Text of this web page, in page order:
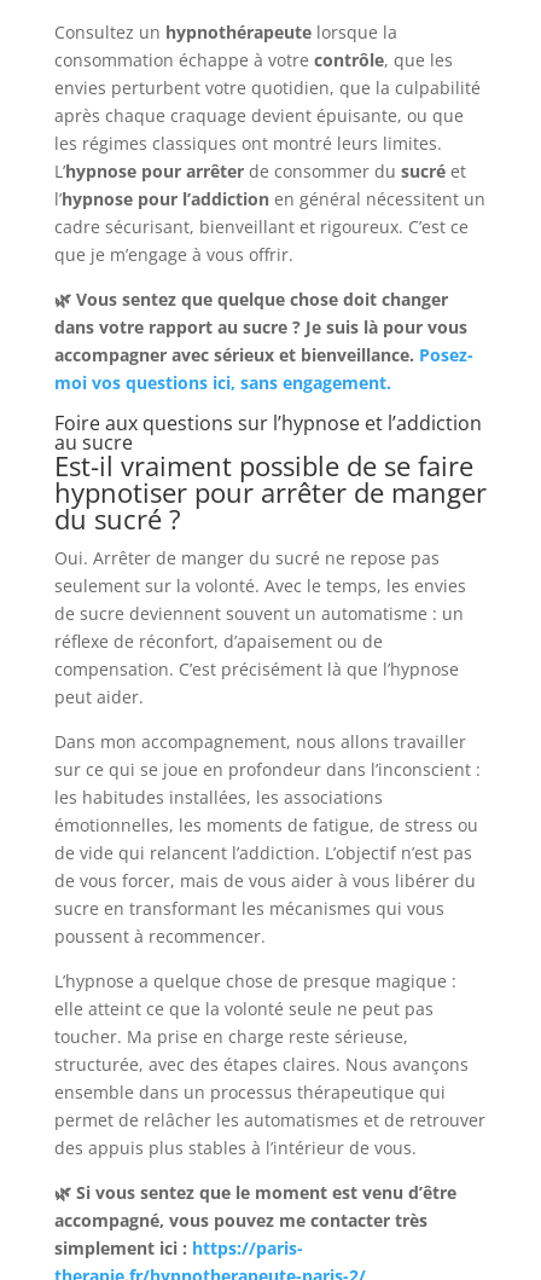
Consultez un hypnothérapeutelorsque la
consommation échappe à votre contrôle, que les
envies perturbent votre quotidien, que la culpabilité
après chaque craquage devient épuisante, ou que
les régimes classiques ont montré leurs limites.
L’hypnose pour arrêterde consommer du sucréet
l’hypnose pour l’addictionen général nécessitent un
cadre sécurisant, bienveillant et rigoureux. C’est ce
que je m’engage à vous offrir.
🌿 Vous sentez que quelque chose doit changer
dans votre rapport au sucre ? Je suis là pour vous
accompagner avec sérieux et bienveillance. Posez-
moi vos questions ici, sans engagement.
Foire aux questions sur l’hypnose et l’addiction
au sucre
Est-il vraiment possible de se faire
hypnotiser pour arrêter de manger
du sucré ?
Oui. Arrêter de manger du sucré ne repose pas
seulement sur la volonté. Avec le temps, les envies
de sucre deviennent souvent un automatisme : un
réflexe de réconfort, d’apaisement ou de
compensation. C’est précisément là que l’hypnose
peut aider.
Dans mon accompagnement, nous allons travailler
sur ce qui se joue en profondeur dans l’inconscient :
les habitudes installées, les associations
émotionnelles, les moments de fatigue, de stress ou
de vide qui relancent l’addiction. L’objectif n’est pas
de vous forcer, mais de vous aider à vous libérer du
sucre en transformant les mécanismes qui vous
poussent à recommencer.
L’hypnose a quelque chose de presque magique :
elle atteint ce que la volonté seule ne peut pas
toucher. Ma prise en charge reste sérieuse,
structurée, avec des étapes claires. Nous avançons
ensemble dans un processus thérapeutique qui
permet de relâcher les automatismes et de retrouver
des appuis plus stables à l’intérieur de vous.
🌿 Si vous sentez que le moment est venu d’être
accompagné, vous pouvez me contacter très
simplement ici : https://paris-
therapie.fr/hypnotherapeute-paris-2/